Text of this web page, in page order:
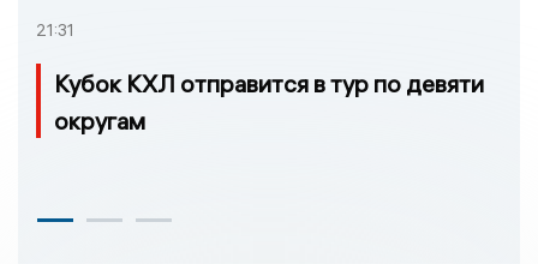
21:31
Кубок КХЛ отправится в тур по девяти
округам